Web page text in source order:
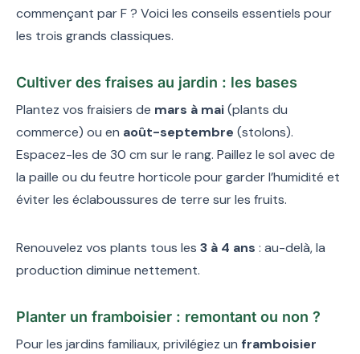
commençant par F ? Voici les conseils essentiels pour
les trois grands classiques.
Cultiver des fraises au jardin : les bases
Plantez vos fraisiers de mars à mai(plants du
commerce) ou en août-septembre (stolons).
Espacez-les de 30 cm sur le rang. Paillez le sol avec de
la paille ou du feutre horticole pour garder l’humidité et
éviter les éclaboussures de terre sur les fruits.
Renouvelez vos plants tous les 3 à 4 ans : au-delà, la
production diminue nettement.
Planter un framboisier : remontant ou non ?
Pour les jardins familiaux, privilégiez un framboisier